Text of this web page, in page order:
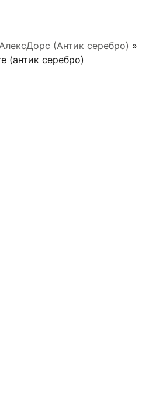
(Антик серебро) »
(антик серебро)